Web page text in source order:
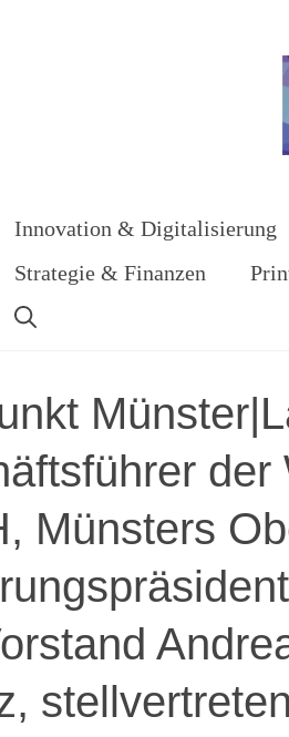
Innovation & Digitalisierung
Strategie & Finanzen
Münsters